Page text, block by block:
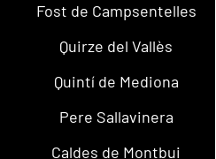
Fost de Campsentelles
Quirze del Vallès
Quintí de Mediona
Pere Sallavinera
Caldes de Montbui